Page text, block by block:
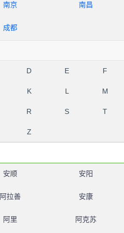
南京 南昌
成都
D E F
K L M
R S T
Z
安顺 安阳
阿拉善 安康
阿里 阿克苏